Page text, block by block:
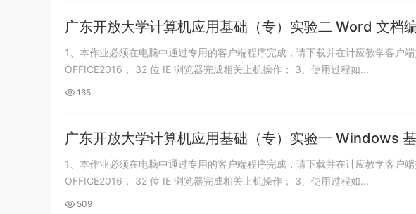
广东开放大学计算机应用基础（专）实验二 Word 文档
1、本作业必须在电脑中通过专用的客户端程序完成，请下载并在计应教学客户
OFFICE2016， 32 位 IE 浏览器完成相关上机操作； 3、使用过程如...
165
广东开放大学计算机应用基础（专）实验一 Windows
1、本作业必须在电脑中通过专用的客户端程序完成，请下载并在计应教学客户
OFFICE2016， 32 位 IE 浏览器完成相关上机操作； 3、使用过程如...
509